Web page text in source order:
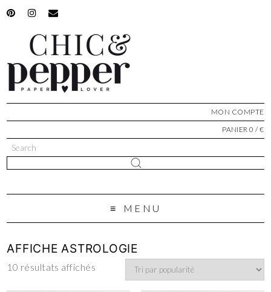
MON COMPTE
PANIER 0 / €
MENU
AFFICHE ASTROLOGIE
10 résultats affichés